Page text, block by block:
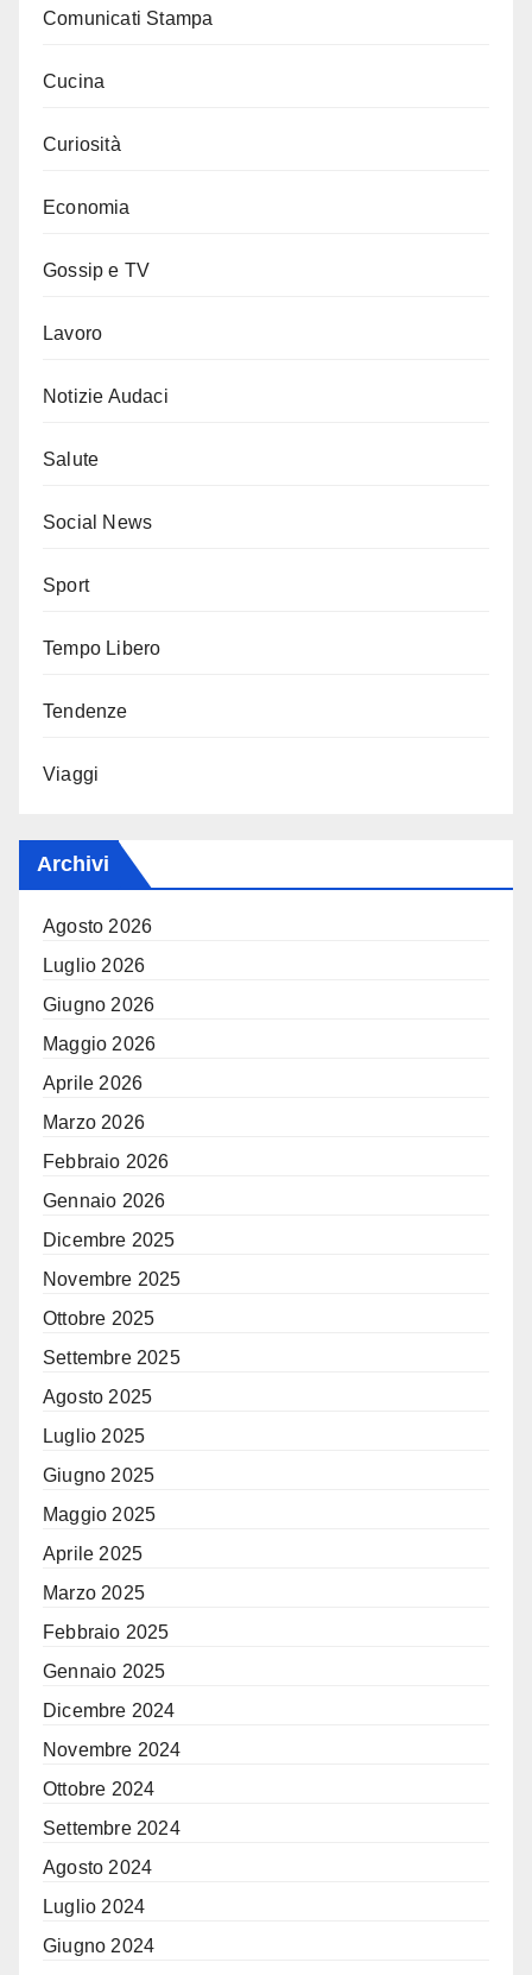
Comunicati Stampa
Cucina
Curiosità
Economia
Gossip e TV
Lavoro
Notizie Audaci
Salute
Social News
Sport
Tempo Libero
Tendenze
Viaggi
Archivi
Agosto 2026
Luglio 2026
Giugno 2026
Maggio 2026
Aprile 2026
Marzo 2026
Febbraio 2026
Gennaio 2026
Dicembre 2025
Novembre 2025
Ottobre 2025
Settembre 2025
Agosto 2025
Luglio 2025
Giugno 2025
Maggio 2025
Aprile 2025
Marzo 2025
Febbraio 2025
Gennaio 2025
Dicembre 2024
Novembre 2024
Ottobre 2024
Settembre 2024
Agosto 2024
Luglio 2024
Giugno 2024